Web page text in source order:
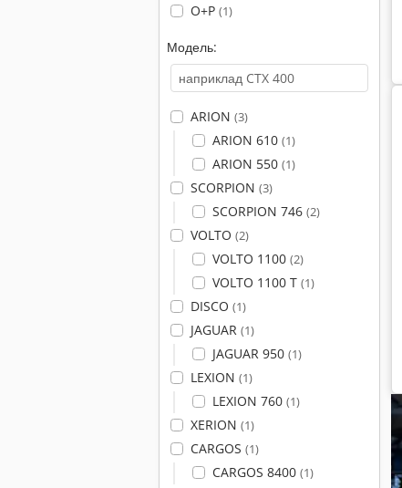
O+P (1)
Модель:
ARION (3)
ARION 610 (1)
ARION 550 (1)
SCORPION (3)
SCORPION 746 (2)
VOLTO (2)
VOLTO 1100 (2)
VOLTO 1100 T (1)
DISCO (1)
JAGUAR (1)
JAGUAR 950 (1)
LEXION (1)
LEXION 760 (1)
XERION (1)
CARGOS (1)
CARGOS 8400 (1)